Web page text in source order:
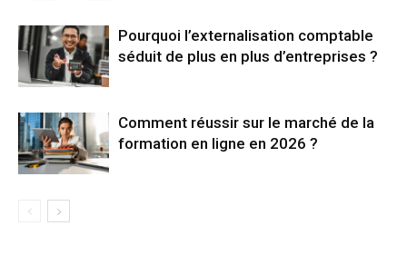
Pourquoi l’externalisation comptable
séduit de plus en plus d’entreprises ?
Comment réussir sur le marché de la
formation en ligne en 2026 ?